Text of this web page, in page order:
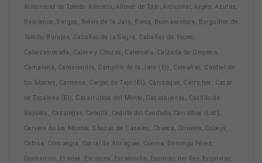
Almonacid de Toledo, Almorox, Añover de Tajo, Arcicóllar, Argés, Azután,
Barcience, Bargas, Belvís de la Jara, Borox, Buenaventura, Burguillos de
Toledo, Burujón, Cabañas de la Sagra, Cabañas de Yepes,
Cabezamesada, Calera y Chozas, Caleruela, Calzada de Oropesa,
Camarena, Camarenilla, Campillo de la Jara (El), Camuñas, Cardiel de
los Montes, Carmena, Carpio de Tajo (El), Carranque, Carriches, Casar
de Escalona (El), Casarrubios del Monte, Casasbuenas, Castillo de
Bayuela, Cazalegas, Cebolla, Cedillo del Condado, Cerralbos (Los),
Cervera de los Montes, Chozas de Canales, Chueca, Ciruelos, Cobeja,
Cobisa, Consuegra, Corral de Almaguer, Cuerva, Domingo Pérez,
Dosbarrios, Erustes, Escalona, Escalonilla, Espinoso del Rey, Esquivias,